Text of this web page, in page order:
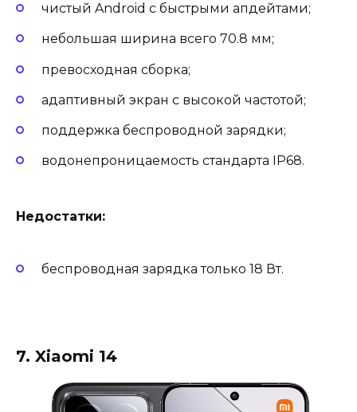
чистый Android с быстрыми апдейтами;
небольшая ширина всего 70.8 мм;
превосходная сборка;
адаптивный экран с высокой частотой;
поддержка беспроводной зарядки;
водонепроницаемость стандарта IP68.
Недостатки:
беспроводная зарядка только 18 Вт.
7. Xiaomi 14